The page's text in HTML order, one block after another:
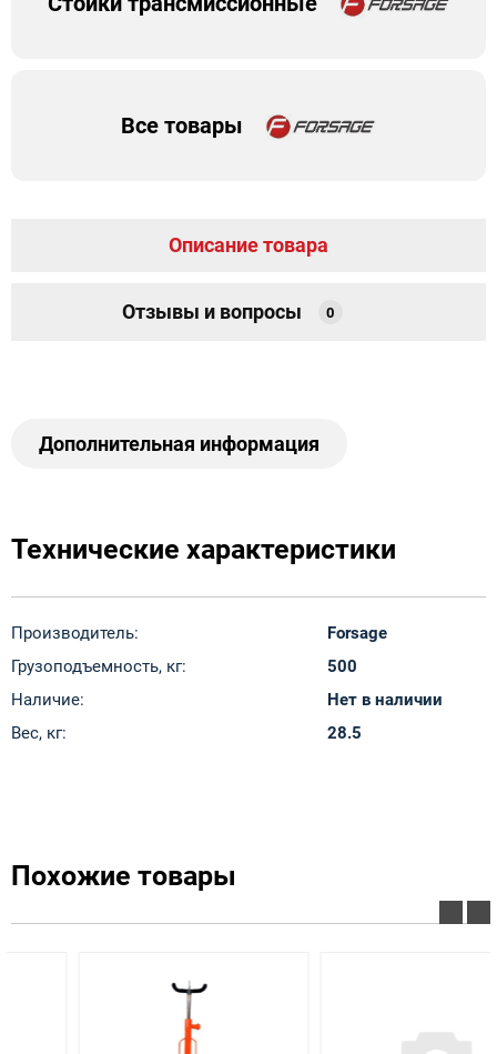
Все товары
Описание товара
Отзывы и вопросы 0
Дополнительная информация
Технические характеристики
Производитель:
Forsage
Грузоподъемность, кг:
500
Наличие:
Нет в наличии
Вес, кг:
28.5
Похожие товары